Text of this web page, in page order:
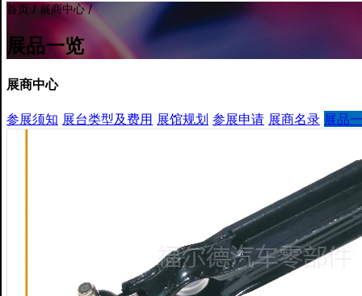
首页 / 展商中心 /
展品一览
展商中心
参展须知 展台类型及费用 展馆规划 参展申请 展商名录 展品